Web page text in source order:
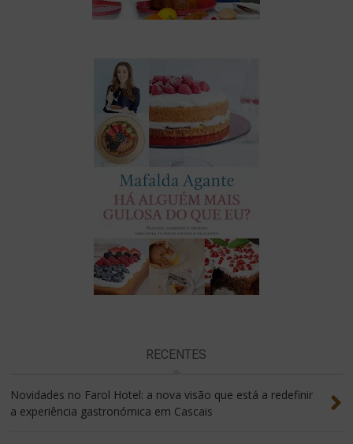
RECENTES
Novidades no Farol Hotel: a nova visão que está a redefinir
a experiência gastronómica em Cascais